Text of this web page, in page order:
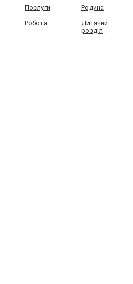
Послуги Родина
Робота
Дитячий
розділ